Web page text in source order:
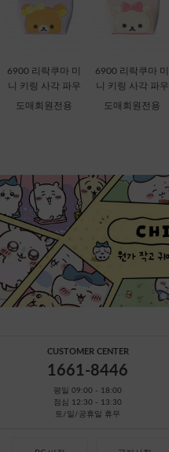
6900 리락쿠마 미
니 키링 사각 파우
치-리락쿠마 [C2-0
도매회원전용
6900 리락쿠마 미
니 키링 사각 파우
치-코리락쿠마 [C2
도매회원전용
CUSTOMER CENTER
1661-8446
평일 09:00 - 18:00
점심 12:30 - 13:30
토/일/공휴일 휴무